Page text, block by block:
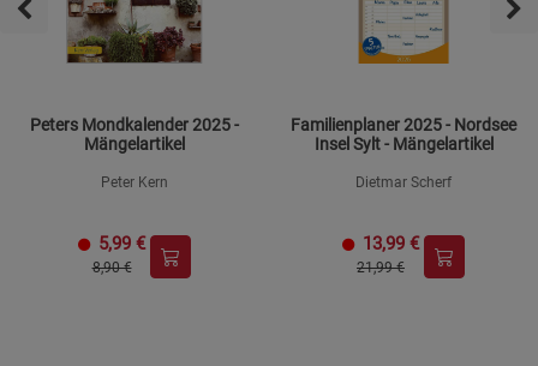
Peters Mondkalender 2025 -
Mängelartikel
Peter Kern
5,99 €
8,90 €
Familienplaner 2025 - Nordsee
Insel Sylt - Mängelartikel
Dietmar Scherf
13,99 €
21,99 €